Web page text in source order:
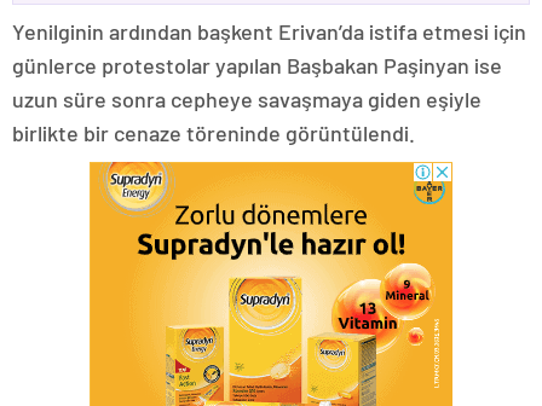
Yenilginin ardından başkent Erivan’da istifa etmesi için
günlerce protestolar yapılan Başbakan Paşinyan ise
uzun süre sonra cepheye savaşmaya giden eşiyle
birlikte bir cenaze töreninde görüntülendi.